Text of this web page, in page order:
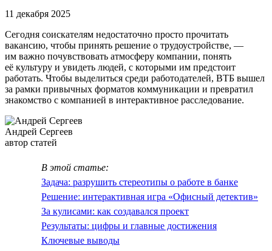
11 декабря 2025
Сегодня соискателям недостаточно просто прочитать
вакансию, чтобы принять решение о трудоустройстве, —
им важно почувствовать атмосферу компании, понять
её культуру и увидеть людей, с которыми им предстоит
работать. Чтобы выделиться среди работодателей, ВТБ вышел
за рамки привычных форматов коммуникации и превратил
знакомство с компанией в интерактивное расследование.
Андрей Сергеев
автор статей
В этой статье:
Задача: разрушить стереотипы о работе в банке
Решение: интерактивная игра «Офисный детектив»
За кулисами: как создавался проект
Результаты: цифры и главные достижения
Ключевые выводы